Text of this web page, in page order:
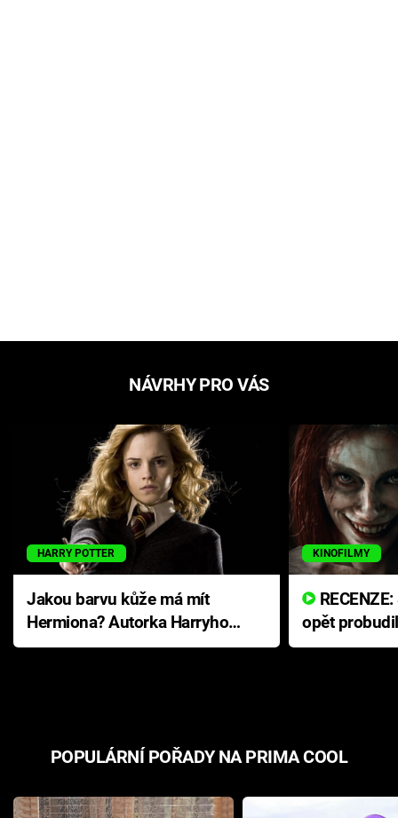
NÁVRHY PRO VÁS
HARRY POTTER
Jakou barvu kůže má mít
Hermiona? Autorka Harryho
Pottera přišla s ráznou
KINOFILMY
opět
přichází s
POPULÁRNÍ POŘADY NA PRIMA COOL